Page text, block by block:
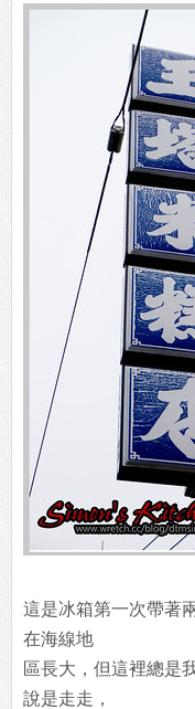
這是冰箱第一次帶著
在海線地
區長大，但這裡總是
說是走走，